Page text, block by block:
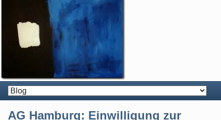
AG Hamburg: Einwilligung zur